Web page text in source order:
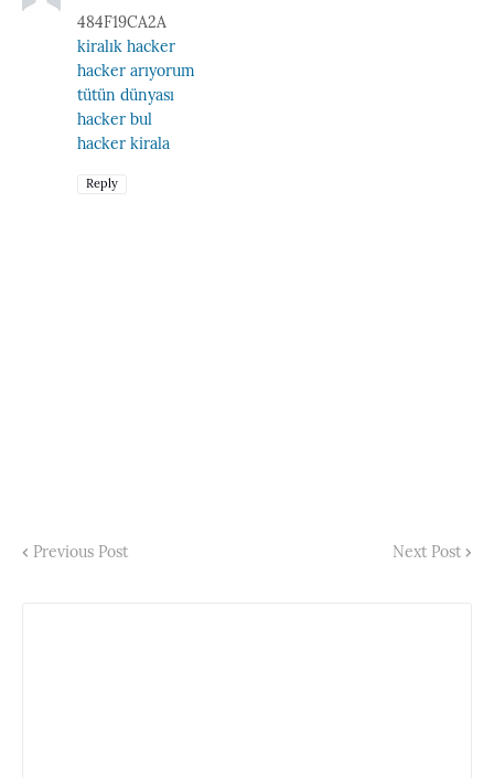
484F19CA2A
kiralık hacker
hacker arıyorum
tütün dünyası
hacker bul
hacker kirala
Reply
Previous Post Next Post